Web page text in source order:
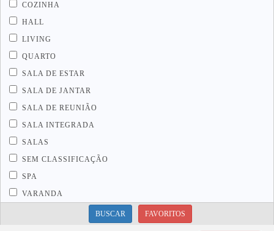
COZINHA
HALL
LIVING
QUARTO
SALA DE ESTAR
SALA DE JANTAR
SALA DE REUNIÃO
SALA INTEGRADA
SALAS
SEM CLASSIFICAÇÃO
SPA
VARANDA
BUSCAR FAVORITOS